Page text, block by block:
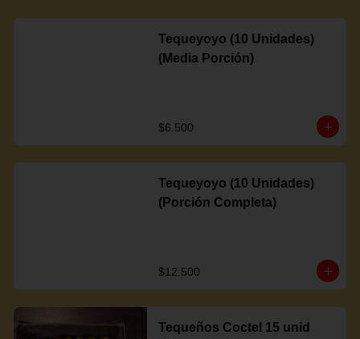
Tequeyoyo (10 Unidades)
(Media Porción)
$6.500
Tequeyoyo (10 Unidades)
(Porción Completa)
$12.500
Tequeños Coctel 15 unid